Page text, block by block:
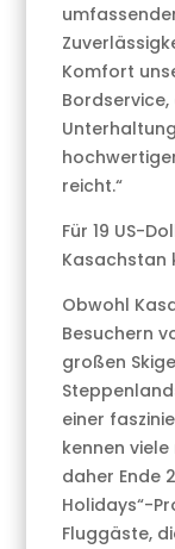
Komfort
reicht.“
Für 19 US-
Kasachstan
Obwohl
Besuchern
großen
einer
kennen
daher Ende
Holidays“-
Fluggäste,